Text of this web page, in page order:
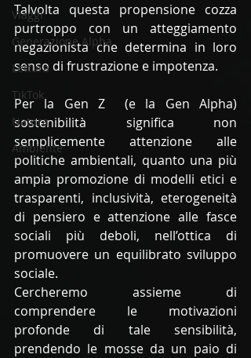
Viaggi
Generazione Alpha
Lettura
TikTok
Natura
Ambiente
Talvolta questa propensione cozza
purtroppo con un atteggiamento
negazionista che determina in loro
senso di frustrazione e impotenza.
Per la Gen Z  (e la Gen Alpha)
sostenibilità significa non
semplicemente attenzione alle
politiche ambientali, quanto una più
ampia promozione di modelli etici e
trasparenti, inclusività, eterogeneità
di pensiero e attenzione alle fasce
sociali più deboli, nell’ottica di
promuovere un equilibrato sviluppo
sociale.
Cercheremo assieme di
comprendere le motivazioni
profonde di tale sensibilità,
prendendo le mosse da un paio di